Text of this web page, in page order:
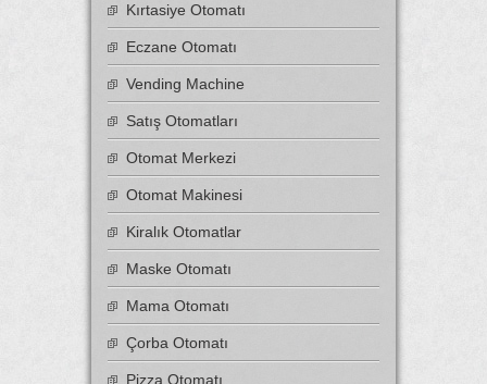
Kırtasiye Otomatı
Eczane Otomatı
Vending Machine
Satış Otomatları
Otomat Merkezi
Otomat Makinesi
Kiralık Otomatlar
Maske Otomatı
Mama Otomatı
Çorba Otomatı
Pizza Otomatı